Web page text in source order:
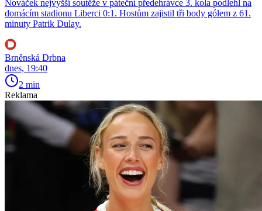
Nováček nejvyšší soutěže v páteční předehrávce 3. kola podlehl na
domácím stadionu Liberci 0:1. Hostům zajistil tři body gólem z 61.
minuty Patrik Dulay.
Brněnská Drbna
dnes, 19:40
2 min
Reklama